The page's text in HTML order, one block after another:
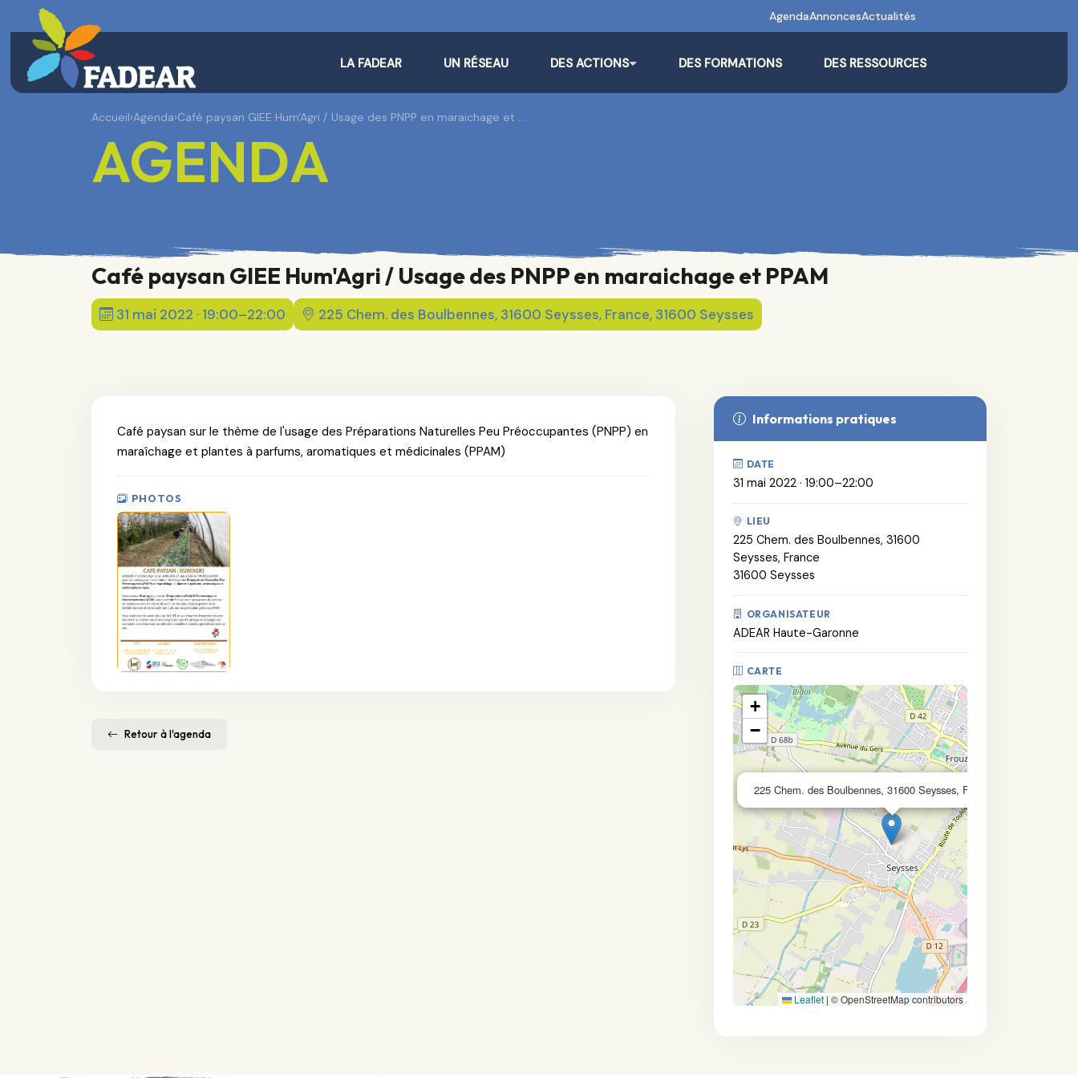
AgendaAnnoncesActualités
LA FADEAR UN RÉSEAU DES ACTIONS DES FORMATIONS DES RESSOURCES
Accueil›Agenda›Café paysan GIEE Hum'Agri / Usage des PNPP en maraichage et …
AGENDA
Café paysan GIEE Hum'Agri / Usage des PNPP en maraichage et PPAM
31 mai 2022 · 19:00–22:00 225 Chem. des Boulbennes, 31600 Seysses, France, 31600 Seysses
Café paysan sur le thème de l'usage des Préparations Naturelles Peu Préoccupantes (PNPP) en
maraîchage et plantes à parfums, aromatiques et médicinales (PPAM)
PHOTOS
Retour à l'agenda
Informations pratiques
DATE
31 mai 2022 · 19:00–22:00
LIEU
225 Chem. des Boulbennes, 31600
Seysses, France
31600 Seysses
ORGANISATEUR
ADEAR Haute-Garonne
CARTE
225 Chem. des Boulbennes, 31600 Seysses, France
+
−
Leaflet | © OpenStreetMap contributors